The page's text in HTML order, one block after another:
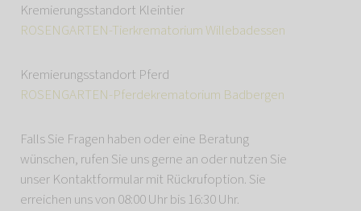
Kremierungsstandort Kleintier
ROSENGARTEN-Tierkrematorium Willebadessen
Kremierungsstandort Pferd
ROSENGARTEN-Pferdekrematorium Badbergen
Falls Sie Fragen haben oder eine Beratung
wünschen, rufen Sie uns gerne an oder nutzen Sie
unser Kontaktformular mit Rückrufoption. Sie
erreichen uns von 08:00 Uhr bis 16:30 Uhr.